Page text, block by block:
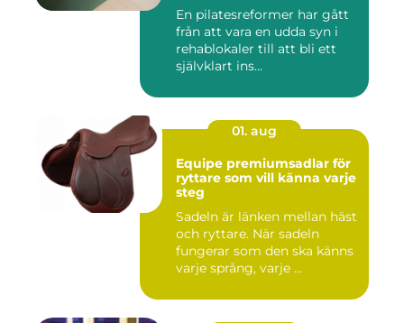
En pilatesreformer har gått
från att vara en udda syn i
rehablokaler till att bli ett
självklart ins...
01. aug
Equipe premiumsadlar för
ryttare som vill känna varje
steg
Sadeln är länken mellan häst
och ryttare. När sadeln
fungerar som den ska känns
varje språng, varje ...